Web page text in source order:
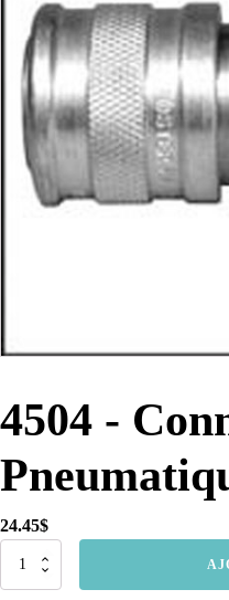
4504 -
24.45$
quantité